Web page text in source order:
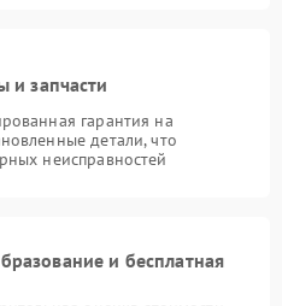
и запчасти
гарантия на
детали, что
неисправностей
и бесплатная